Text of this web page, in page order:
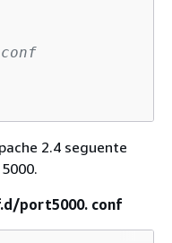
2.4 seguente
port5000. conf